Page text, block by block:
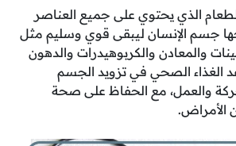
الذي يحتوي على جميع العناصر
جسم الإنسان ليبقى قوي وسليم مثل
والمعادن والكربوهيدرات والدهون
الغذاء الصحي في تزويد الجسم
والعمل، مع الحفاظ على صحة
الأمراض.